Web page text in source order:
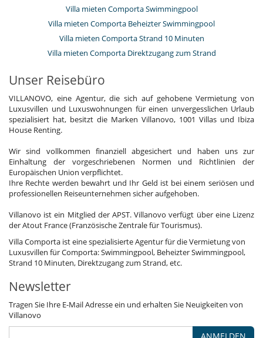
Villa mieten Comporta Swimmingpool
Villa mieten Comporta Beheizter Swimmingpool
Villa mieten Comporta Strand 10 Minuten
Villa mieten Comporta Direktzugang zum Strand
Unser Reisebüro
VILLANOVO, eine Agentur, die sich auf gehobene Vermietung von
Luxusvillen und Luxuswohnungen für einen unvergesslichen Urlaub
spezialisiert hat, besitzt die Marken Villanovo, 1001 Villas und Ibiza
House Renting.
Wir sind vollkommen finanziell abgesichert und haben uns zur
Einhaltung der vorgeschriebenen Normen und Richtlinien der
Europäischen Union verpflichtet.
Ihre Rechte werden bewahrt und Ihr Geld ist bei einem seriösen und
professionellen Reiseunternehmen sicher aufgehoben.
Villanovo ist ein Mitglied der APST. Villanovo verfügt über eine Lizenz
der Atout France (Französische Zentrale für Tourismus).
Villa Comporta ist eine spezialisierte Agentur für die Vermietung von
Luxusvillen für Comporta: Swimmingpool, Beheizter Swimmingpool,
Strand 10 Minuten, Direktzugang zum Strand, etc.
Newsletter
Tragen Sie Ihre E-Mail Adresse ein und erhalten Sie Neuigkeiten von
Villanovo
ANMELDEN